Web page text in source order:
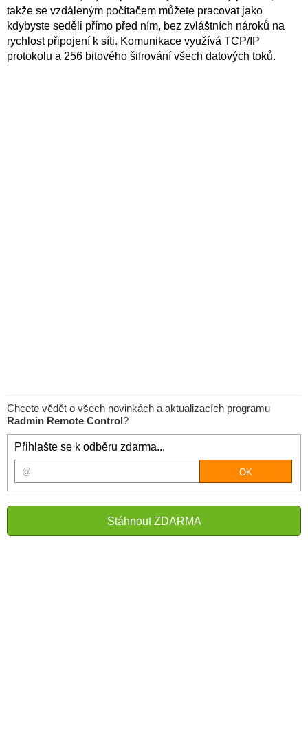
takže se vzdáleným počítačem můžete pracovat jako
kdybyste seděli přímo před ním, bez zvláštních nároků na
rychlost připojení k síti. Komunikace využívá TCP/IP
protokolu a 256 bitového šifrování všech datových toků.
Chcete vědět o všech novinkách a aktualizacích programu
Radmin Remote Control?
Přihlašte se k odběru zdarma...
Stáhnout ZDARMA